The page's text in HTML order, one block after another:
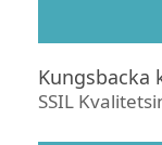
Kungsbacka
SSIL